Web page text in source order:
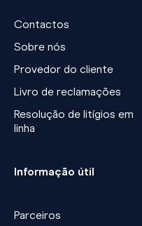
Contactos
Sobre nós
Provedor do cliente
Livro de reclamações
Resolução de litígios em
linha
Informação útil
Parceiros